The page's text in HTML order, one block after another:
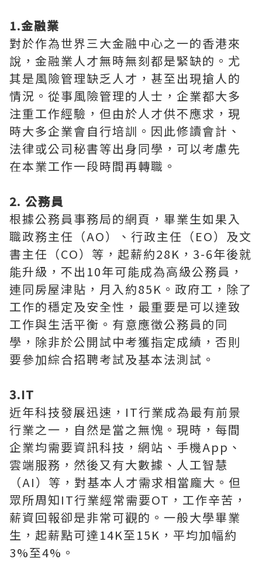
1.金融業
對於作為世界三大金融中心之一的香港來
說，金融業人才無時無刻都是緊缺的。尤
其是風險管理缺乏人才，甚至出現搶人的
情況。從事風險管理的人士，企業都大多
注重工作經驗，但由於人才供不應求，現
時大多企業會自行培訓。因此修讀會計、
法律或公司秘書等出身同學，可以考慮先
在本業工作一段時間再轉職。
2. 公務員
根據公務員事務局的網頁，畢業生如果入
職政務主任（AO）、行政主任（EO）及文
書主任（CO）等，起薪約28K，3-6年後就
能升級，不出10年可能成為高級公務員，
連同房屋津貼，月入約85K。政府工，除了
工作的穩定及安全性，最重要是可以達致
工作與生活平衡。有意應徵公務員的同
學，除非於公開試中考獲指定成績，否則
要參加綜合招聘考試及基本法測試。
3.IT
近年科技發展迅速，IT行業成為最有前景
行業之一，自然是當之無愧。現時，每間
企業均需要資訊科技，網站、手機App、
雲端服務，然後又有大數據、人工智慧
（AI）等，對基本人才需求相當龐大。但
眾所周知IT行業經常需要OT，工作辛苦，
薪資回報卻是非常可觀的。一般大學畢業
生，起薪點可達14K至15K，平均加幅約
3%至4%。